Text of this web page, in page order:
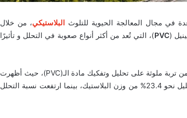
في مجال المعالجة الحيوية للتلوث البلاستيكي، من خلال
(
PVC)، التي تُعد من أكثر أنواع صعوبة في التحلل و تأثيرًا
وكشفت الدراسة عن قدرة عدد من السلالات البكتيرية المعزولة من تربة ملوثة على تحليل وتفكيك مادة الـ(PVC)، حيث أظهرت
كفاءة متميزة في تحليل نحو 23.4% من وزن البلاستيك، بينما ارتفعت نسبة التحلل